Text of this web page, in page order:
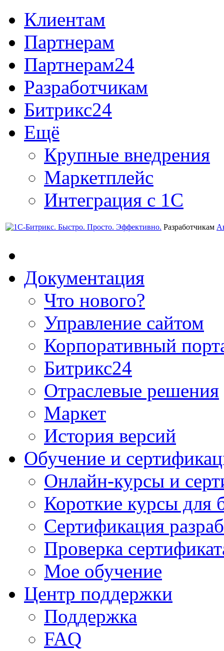
Клиентам
Партнерам
Партнерам24
Разработчикам
Битрикс24
Ещё
Крупные внедрения
Маркетплейс
Интеграция с 1С
Разработчикам
Документация
Что нового?
Управление сайтом
Корпоративный
Битрикс24
Отраслевые решения
Маркет
История версий
Обучение и
Онлайн-курсы и
Короткие курсы для
Сертификация
Проверка
Мое обучение
Центр поддержки
Поддержка
FAQ